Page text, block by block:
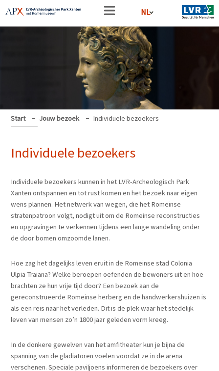
NL
Start Jouw bezoek Individuele bezoekers
Individuele bezoekers
Individuele bezoekers kunnen in het LVR-Archeologisch Park
Xanten ontspannen en tot rust komen en het bezoek naar eigen
wens plannen. Het netwerk van wegen, die het Romeinse
stratenpatroon volgt, nodigt uit om de Romeinse reconstructies
en opgravingen te verkennen tijdens een lange wandeling onder
de door bomen omzoomde lanen.
Hoe zag het dagelijks leven eruit in de Romeinse stad Colonia
Ulpia Traiana? Welke beroepen oefenden de bewoners uit en hoe
brachten ze hun vrije tijd door? Een bezoek aan de
gereconstrueerde Romeinse herberg en de handwerkershuizen is
als een reis naar het verleden. Dit is de plek waar het stedelijk
leven van mensen zo’n 1800 jaar geleden vorm kreeg.
In de donkere gewelven van het amfitheater kun je bijna de
spanning van de gladiatoren voelen voordat ze in de arena
verschenen. Speciale paviljoens informeren de bezoekers over